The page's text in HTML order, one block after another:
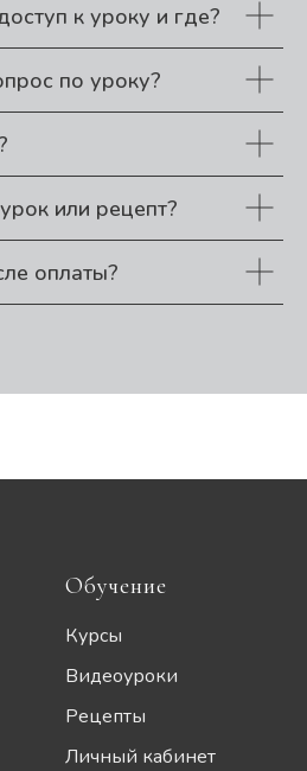
к уроку и где?
по уроку?
или рецепт?
оплаты?
Обучение
Курсы
Видеоуроки
Рецепты
Личный кабинет